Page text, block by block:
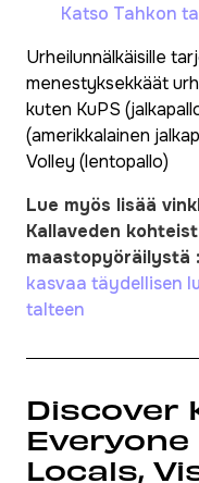
Katso Tahkon
Urheilunnälkäisille
menestyksekkäät
kuten KuPS
(amerikkalainen
Volley (lentopallo)
Lue myös lisää
Kallaveden
maastopyöräilystä :
kasvaa täydellisen
talteen
Discover
Everyone
Locals,